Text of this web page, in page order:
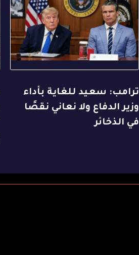
ترامب: سعيد للغاية بأداء
وزير الدفاع ولا نعاني نقصًا
في الذخائر